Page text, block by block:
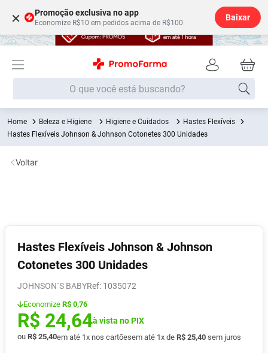
× Promoção exclusiva no app
Economize R$10 em pedidos acima de R$100
Baixar
O que você está buscando?
Beleza e Higiene Higiene e Cuidados
Hastes Flexíveis
Hastes Flexíveis Johnson & Johnson Cotonetes 300 Unidades
Hastes Flexíveis Johnson & Johnson
Cotonetes 300 Unidades
JOHNSON´S BABY : 1035072
Economize R$ 0,76
R$ 24,64à vista no PIX
ou R$ 25,40em até 1x nos cartõesem até 1x de R$ 25,40 sem juros
Voltar
Termos mais buscados
1º Fralda
2
5º Fralda G
6º Desodorante
7º Shampoo
8º Absorvente
9º Pampers Confort Sec
10 º Lavitan